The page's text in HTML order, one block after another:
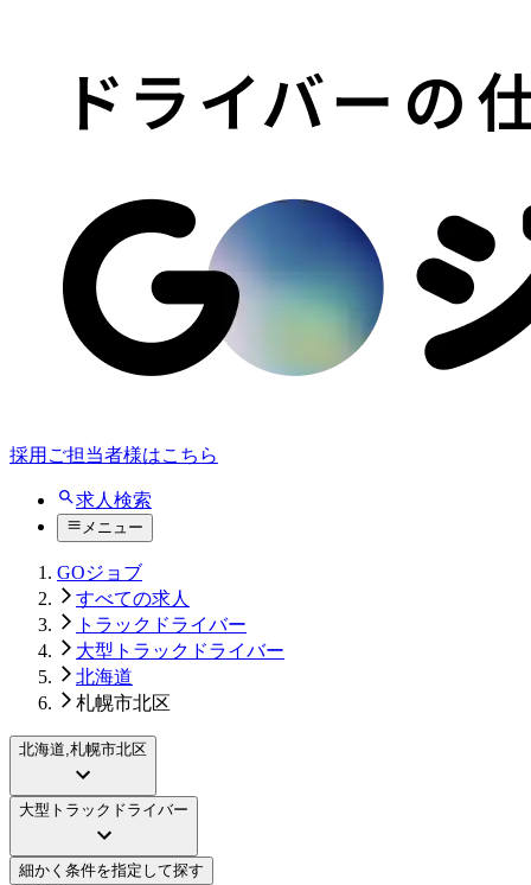
採用ご担当者様はこちら
求人検索
メニュー
GOジョブ
すべての求人
トラックドライバー
大型トラックドライバー
北海道
札幌市北区
北海道,札幌市北区
大型トラックドライバー
細かく条件を指定して探す